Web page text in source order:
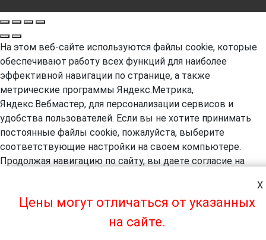
X
Цены могут отличаться от указанных
на сайте.
На этом веб-сайте используются файлы cookie, которые
обеспечивают работу всех функций для наиболее
эффективной навигации по странице, а также
метрические программы Яндекс.Метрика,
Яндекс.Вебмастер, для персонализации сервисов и
удобства пользователей. Если вы не хотите принимать
постоянные файлы cookie, пожалуйста, выберите
соответствующие настройки на своем компьютере.
Продолжая навигацию по сайту, вы даете согласие на
пользовательских данных. А так же вы предоставляете
свое согласие на использование файлов cookie на этом